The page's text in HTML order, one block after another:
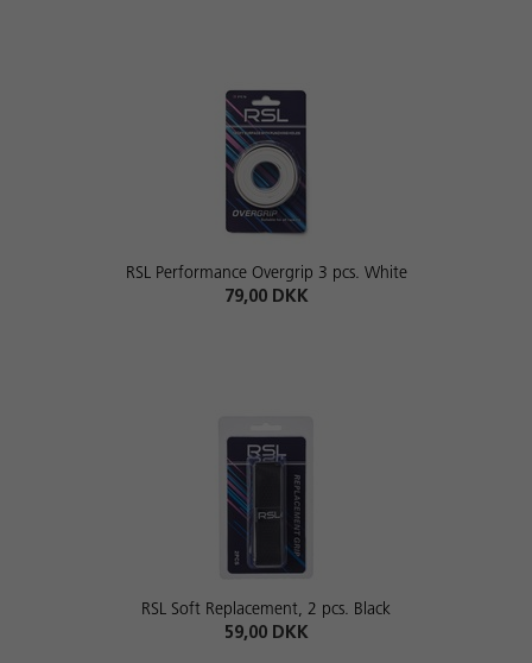
RSL Performance Overgrip 3 pcs. White
79,00 DKK
RSL Soft Replacement, 2 pcs. Black
59,00 DKK